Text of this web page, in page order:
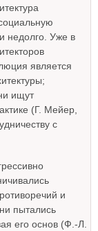
недолго. Уже в
является
ищут
(Г. Мейер,
с
и
пытались
его основ (Ф.-Л.